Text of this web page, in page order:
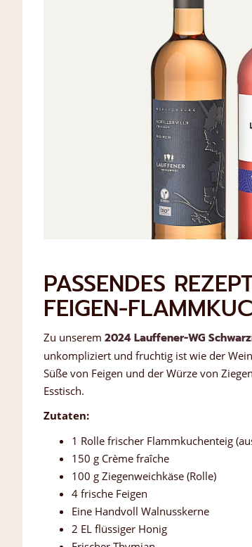
PASSENDES
FEIGEN-
Zu unserem 2024 Lauffener-WG
unkompliziert und fruchtig ist wie der
Süße von Feigen und der Würze von
Esstisch.
Zutaten:
1 Rolle frischer Flammkuchenteig
150 g Crème fraîche
100 g Ziegenweichkäse (Rolle)
4 frische Feigen
Eine Handvoll Walnusskerne
2 EL flüssiger Honig